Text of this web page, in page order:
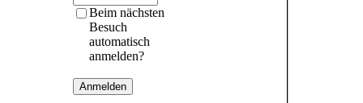
Beim nächsten
Besuch
automatisch
anmelden?